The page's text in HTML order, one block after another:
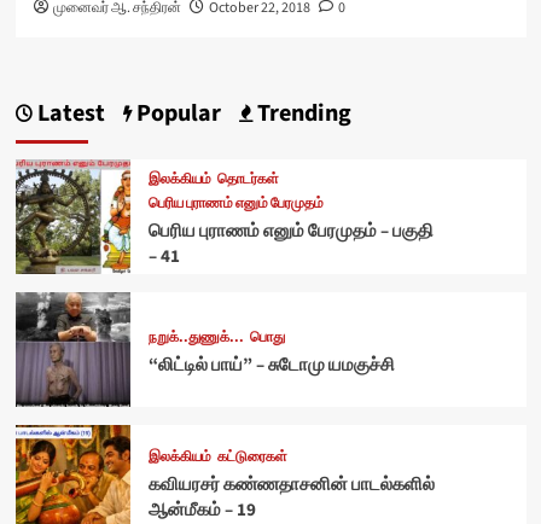
முனைவர் ஆ. சந்திரன் October 22, 2018 0
Latest Popular Trending
இலக்கியம் தொடர்கள்
பெரிய புராணம் எனும் பேரமுதம்
பெரிய புராணம் எனும் பேரமுதம் – பகுதி
– 41
நறுக்..துணுக்... பொது
“லிட்டில் பாய்” – சுடோமு யமகுச்சி
இலக்கியம் கட்டுரைகள்
கவியரசர் கண்ணதாசனின் பாடல்களில்
ஆன்மீகம் – 19